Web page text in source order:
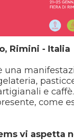
Rimini - Italia
una
e
come
vi aspetta